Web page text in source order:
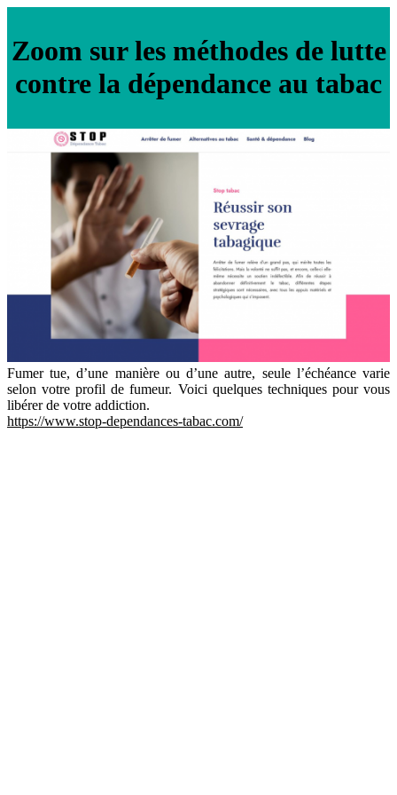
Zoom sur les méthodes de lutte
contre la dépendance au tabac
Fumer tue, d’une manière ou d’une autre, seule l’échéance varie
selon votre profil de fumeur. Voici quelques techniques pour vous
libérer de votre addiction.
https://www.stop-dependances-tabac.com/